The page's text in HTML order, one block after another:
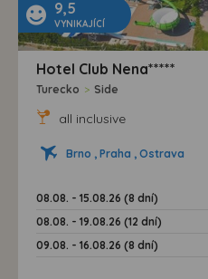
9,5
VYNIKAJÍCÍ
Hotel Club Nena*****
Turecko > Side
all inclusive
Brno , Praha , Ostrava
08.08. - 15.08.26 (8 dní)
08.08. - 19.08.26 (12 dní)
09.08. - 16.08.26 (8 dní)